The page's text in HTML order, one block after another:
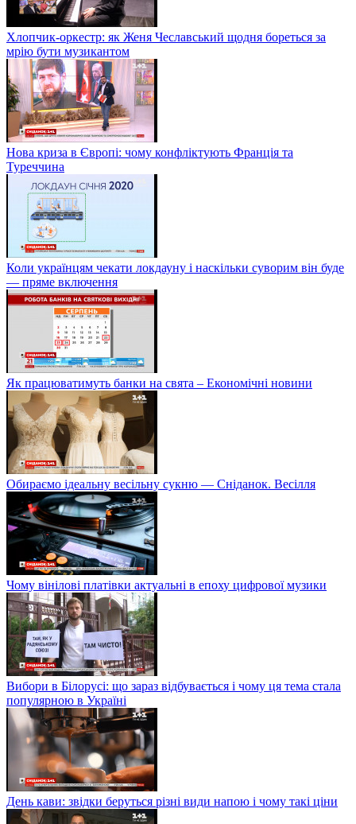
Хлопчик-оркестр: як Женя Чеславський щодня бореться за
мрію бути музикантом
Нова криза в Європі: чому конфліктують Франція та
Туреччина
Коли українцям чекати локдауну і наскільки суворим він буде
— пряме включення
Як працюватимуть банки на свята – Економічні новини
Обираємо ідеальну весільну сукню — Сніданок. Весілля
Чому вінілові платівки актуальні в епоху цифрової музики
Вибори в Білорусі: що зараз відбувається і чому ця тема стала
популярною в Україні
День кави: звідки беруться різні види напою і чому такі ціни